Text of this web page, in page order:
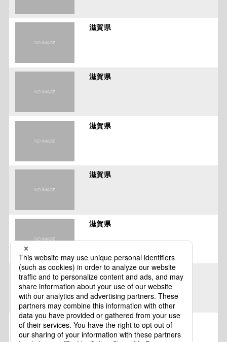
滋賀県
滋賀県
滋賀県
滋賀県
滋賀県
滋賀県
滋賀県